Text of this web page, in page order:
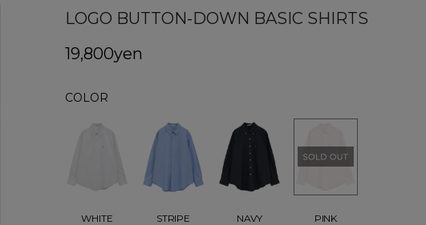
LOGO BUTTON-DOWN BASIC SHIRTS
19,800yen
COLOR
WHITE STRIPE NAVY PINK